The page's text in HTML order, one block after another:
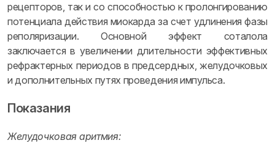
рецепторов, так и со способностью к пролонгированию
потенциала действия миокарда за счет удлинения фазы
реполяризации. Основной эффект соталола
заключается в увеличении длительности эффективных
рефрактерных периодов в предсердных, желудочковых
и дополнительных путях проведения импульса.
Показания
Желудочковая аритмия: